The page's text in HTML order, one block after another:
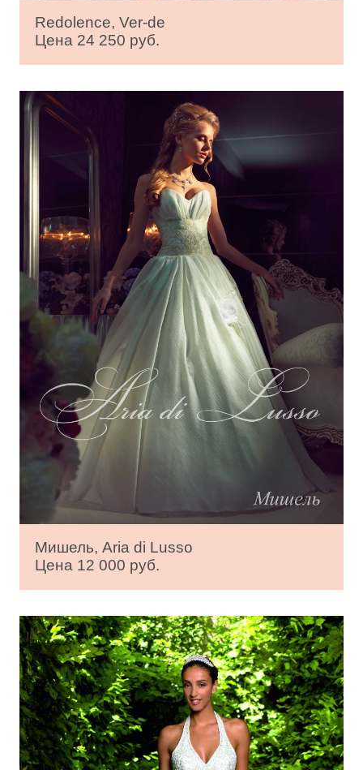
Redolence, Ver-de
Цена 24 250 руб.
Мишель, Aria di Lusso
Цена 12 000 руб.